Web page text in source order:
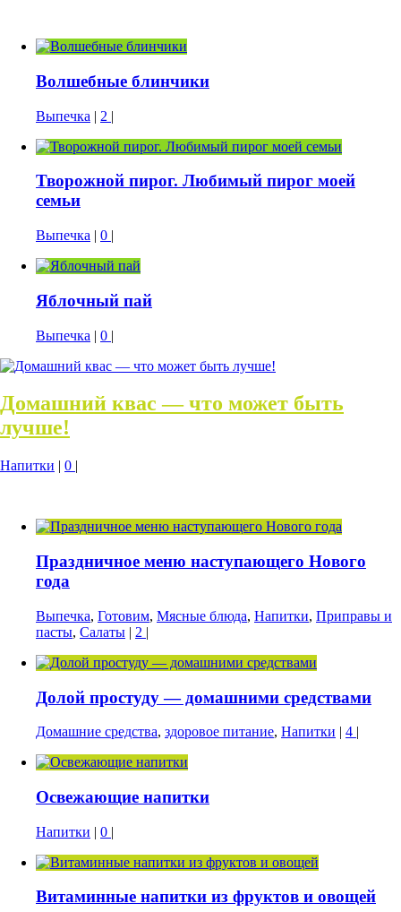
Волшебные блинчики
Выпечка | 2 |
Творожной пирог. Любимый пирог моей
семьи
Выпечка | 0 |
Яблочный пай
Выпечка | 0 |
Домашний квас — что может быть
лучше!
Напитки | 0 |
Праздничное меню наступающего Нового
года
Выпечка, Готовим, Мясные блюда, Напитки, Приправы и
пасты, Салаты | 2 |
Долой простуду — домашними средствами
Домашние средства, здоровое питание, Напитки | 4 |
Освежающие напитки
Напитки | 0 |
Витаминные напитки из фруктов и овощей